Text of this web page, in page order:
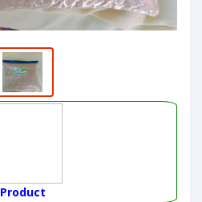
Product